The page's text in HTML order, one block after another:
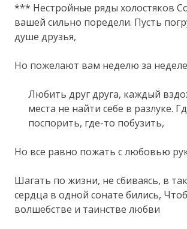
*** Нестройные ряды холостяков
вашей сильно поредели. Пусть
душе друзья,
Но пожелают вам неделю за
Любить друг друга, каждый
места не найти себе в разлуке.
поспорить, где-то побузить,
Но все равно пожать с любовью
Шагать по жизни, не сбиваясь, в
сердца в одной сонате бились,
волшебстве и таинстве любви